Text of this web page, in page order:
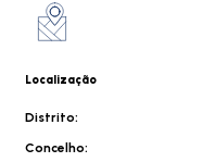
Localização
Distrito:
Concelho: